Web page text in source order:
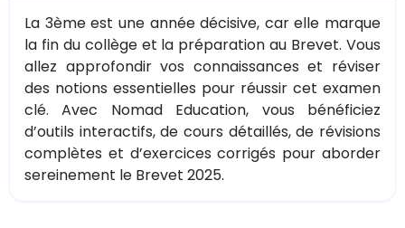
La 3ème est une année décisive, car elle marque
la fin du collège et la préparation au Brevet. Vous
allez approfondir vos connaissances et réviser
des notions essentielles pour réussir cet examen
clé. Avec Nomad Education, vous bénéficiez
d’outils interactifs, de cours détaillés, de révisions
complètes et d’exercices corrigés pour aborder
sereinement le Brevet 2025.